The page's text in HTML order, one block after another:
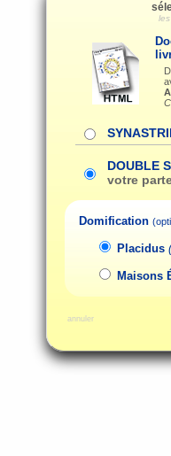
DOUBLE
votre
Domification
Placidus
Maisons
annuler